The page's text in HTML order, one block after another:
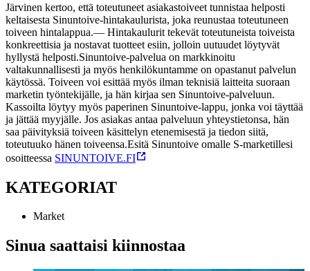
Järvinen kertoo, että toteutuneet asiakastoiveet tunnistaa helposti
keltaisesta Sinuntoive-hintakaulurista, joka reunustaa toteutuneen
toiveen hintalappua.— Hintakaulurit tekevät toteutuneista toiveista
konkreettisia ja nostavat tuotteet esiin, jolloin uutuudet löytyvät
hyllystä helposti.Sinuntoive-palvelua on markkinoitu
valtakunnallisesti ja myös henkilökuntamme on opastanut palvelun
käytössä. Toiveen voi esittää myös ilman teknisiä laitteita suoraan
marketin työntekijälle, ja hän kirjaa sen Sinuntoive-palveluun.
Kassoilta löytyy myös paperinen Sinuntoive-lappu, jonka voi täyttää
ja jättää myyjälle. Jos asiakas antaa palveluun yhteystietonsa, hän
saa päivityksiä toiveen käsittelyn etenemisestä ja tiedon siitä,
toteutuuko hänen toiveensa.Esitä Sinuntoive omalle S-marketillesi
osoitteessa SINUNTOIVE.FI
KATEGORIAT
Market
Sinua saattaisi kiinnostaa